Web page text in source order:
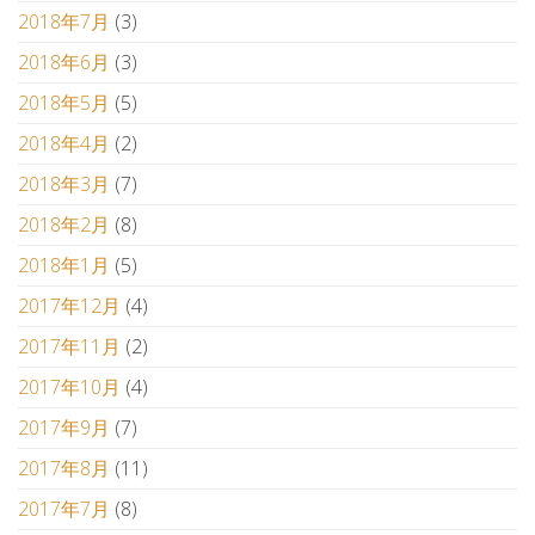
2018年7月 (3)
2018年6月 (3)
2018年5月 (5)
2018年4月 (2)
2018年3月 (7)
2018年2月 (8)
2018年1月 (5)
2017年12月 (4)
2017年11月 (2)
2017年10月 (4)
2017年9月 (7)
2017年8月 (11)
2017年7月 (8)